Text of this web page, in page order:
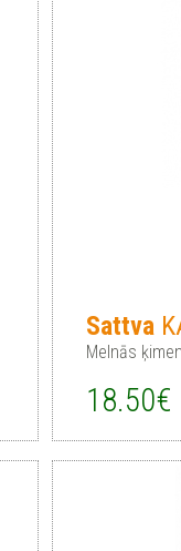
Sattva
Melnās
18.50€